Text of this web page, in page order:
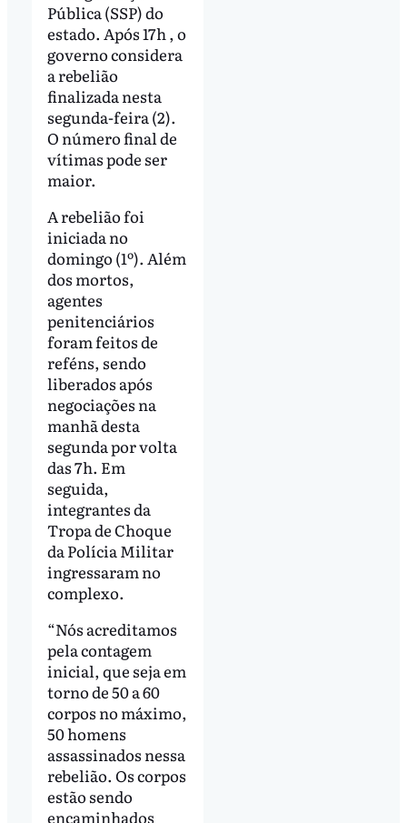
Pública (SSP) do
estado. Após 17h , o
governo considera
a rebelião
finalizada nesta
segunda-feira (2).
O número final de
vítimas pode ser
maior.
A rebelião foi
iniciada no
domingo (1º). Além
dos mortos,
agentes
penitenciários
foram feitos de
reféns, sendo
liberados após
negociações na
manhã desta
segunda por volta
das 7h. Em
seguida,
integrantes da
Tropa de Choque
da Polícia Militar
ingressaram no
complexo.
“Nós acreditamos
pela contagem
inicial, que seja em
torno de 50 a 60
corpos no máximo,
50 homens
assassinados nessa
rebelião. Os corpos
estão sendo
encaminhados